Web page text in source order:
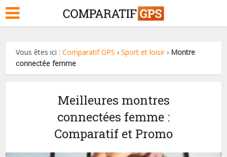
Vous êtes ici :Comparatif GPS ›Sport et loisir› Montre
connectée femme
Meilleures montres
connectées femme :
Comparatif et Promo